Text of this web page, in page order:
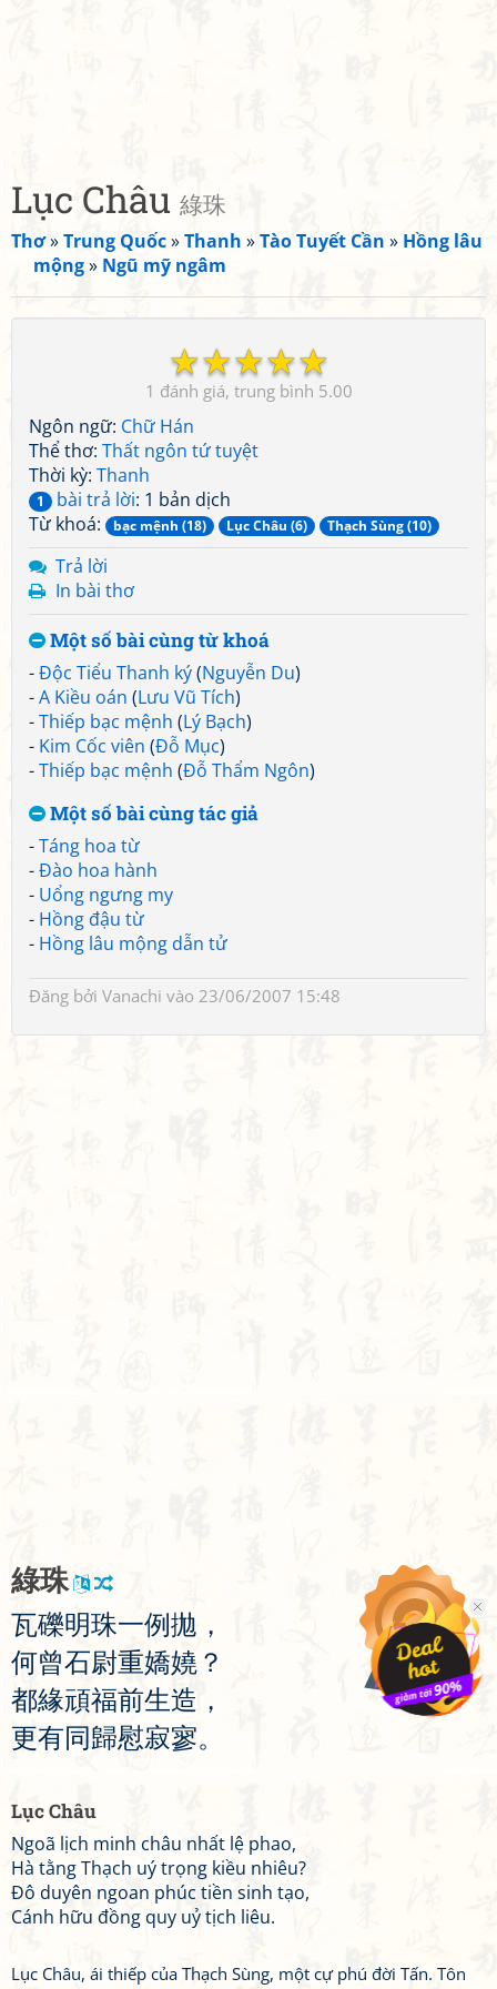
Lục Châu 綠珠
Thơ»Trung Quốc»Thanh »Tào Tuyết Cần » Hồng lâu
mộng» Ngũ mỹ ngâm
☆
☆
☆
☆
☆
1 5.00
Ngôn ngữ: Chữ Hán
Thể thơ: Thất ngôn tứ tuyệt
Thời kỳ: Thanh
1 bài trả lời: 1 bản dịch
Từ khoá:
bạc mệnh (18) Lục Châu (6) Thạch Sùng (10)
Trả lời
In bài thơ
Một số bài cùng từ khoá
-Độc Tiểu Thanh ký(Nguyễn Du)
-A Kiều oán (Lưu Vũ Tích)
-Thiếp bạc mệnh (Lý Bạch)
- Kim Cốc viên (Đỗ Mục)
-Thiếp bạc mệnh (Đỗ Thẩm Ngôn)
Một số bài cùng tác giả
-Táng hoa từ
-Đào hoa hành
- Uổng ngưng my
- Hồng đậu từ
- Hồng lâu mộng dẫn tử
Đăng bởi Vanachi vào 23/06/2007 15:48
綠珠
瓦礫明珠一例拋 ，
何曾石尉重嬌嬈 ？
都緣頑福前生造 ，
更有同歸慰寂寥。
Lục Châu
Ngoã lịch minh châu nhất lệ phao,
Hà tằng Thạch uý trọng kiều nhiêu?
Đô duyên ngoan phúc tiền sinh tạo,
Cánh hữu đồng quy uỷ tịch liêu.
Lục Châu, ái thiếp của Thạch Sùng, một cự phú đời Tấn. Tôn